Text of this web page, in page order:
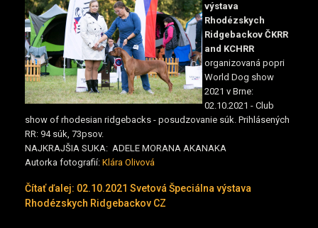
výstava
Rhodézskych
Ridgebackov ČKRR
and KCHRR
organizovaná popri
World Dog show
2021 v Brne:
02.10.2021 - Club
show of rhodesian ridgebacks - posudzovanie súk. Prihlásených
RR: 94 súk, 73psov.
NAJKRAJŠIA SUKA: ADELE MORANA AKANAKA
Autorka fotografií: Klára Olivová
Čítať ďalej: 02.10.2021 Svetová Špeciálna výstava
Rhodézskych Ridgebackov CZ